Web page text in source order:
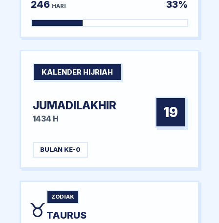
246 HARI 33%
KALENDER HIJRIAH
JUMADILAKHIR
1434 H 19
BULAN KE-0
♉
ZODIAK
TAURUS